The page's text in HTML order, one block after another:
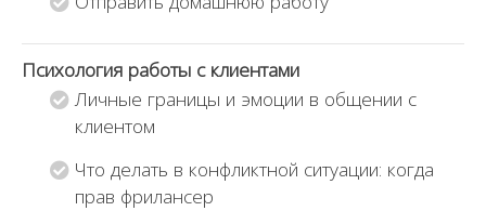
Психология работы с клиентами
Личные границы и эмоции в общении с
клиентом
Что делать в конфликтной ситуации: когда
прав фрилансер